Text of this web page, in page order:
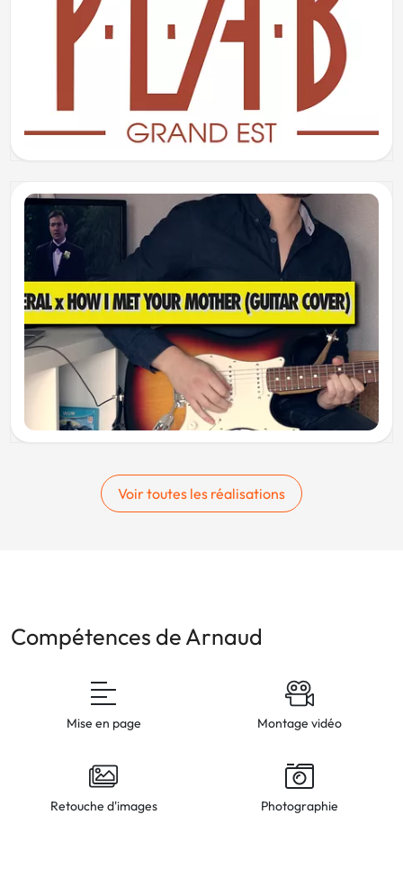
Voir toutes les réalisations
Compétences de Arnaud
Mise en page Montage vidéo
Retouche d'images Photographie